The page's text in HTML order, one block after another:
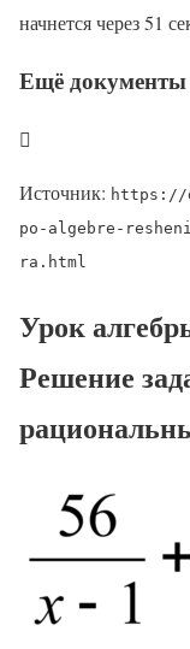
начнется через 51
Ещё документы

Источник: https://
po-algebre-
ra.html
Урок
Решение